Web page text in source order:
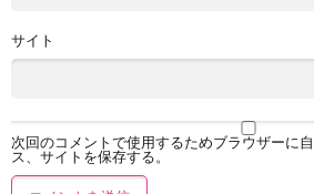
サイト
次回のコメントで使用するためブラウザーに
ス、サイトを保存する。